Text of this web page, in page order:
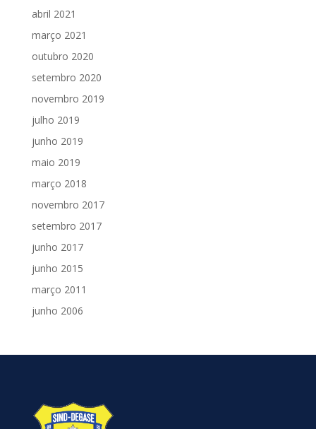
abril 2021
março 2021
outubro 2020
setembro 2020
novembro 2019
julho 2019
junho 2019
maio 2019
março 2018
novembro 2017
setembro 2017
junho 2017
junho 2015
março 2011
junho 2006